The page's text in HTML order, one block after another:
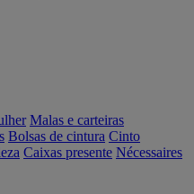
Malas e carteiras
Bolsas de cintura Cinto
Caixas presente Nécessaires